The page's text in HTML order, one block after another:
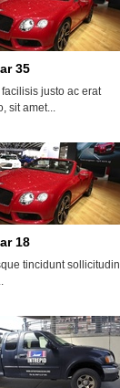
35
facilisis justo ac erat
sit amet...
18
tincidunt sollicitudin